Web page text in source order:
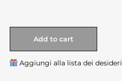
Add to cart
Aggiungi alla lista dei desideri